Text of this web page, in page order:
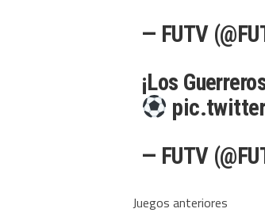
— FUTV
¡Los
— FUTV
Juegos anteriores